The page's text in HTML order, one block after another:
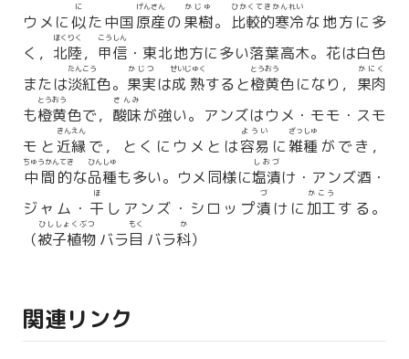
ウメに似
に
た中国原産
げんさん
の果樹
かじゅ
。 比較的寒冷
ひかくてきかんれい
な地方に多
く， 北陸
ほくりく
， 甲信
こうしん
・東北地方に多い落葉高木。花は白色
または淡紅
たんこう
色。 果実
かじつ
は成熟
せいじゅく
すると橙黄
とうおう
色になり， 果肉
かにく
も橙黄
とうおう
色で， 酸味
さんみ
が強い。アンズはウメ・モモ・スモ
モと 近縁
きんえん
で，とくにウメとは容易
ようい
に雑種
ざっしゅ
ができ，
中間的
ちゅうかんてき
な品種
ひんしゅ
も多い。ウメ同様に塩漬
しおづ
け・アンズ酒・
ジャム・ 干
ほ
しアンズ・シロップ漬
づ
けに 加工
かこう
する。
（被子植物
ひししょくぶつ
バラ目
もく
バラ科
か
）
関連リンク